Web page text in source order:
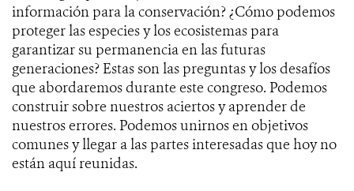
información para la conservación? ¿Cómo podemos
proteger las especies y los ecosistemas para
garantizar su permanencia en las futuras
generaciones? Estas son las preguntas y los desafíos
que abordaremos durante este congreso. Podemos
construir sobre nuestros aciertos y aprender de
nuestros errores. Podemos unirnos en objetivos
comunes y llegar a las partes interesadas que hoy no
están aquí reunidas.